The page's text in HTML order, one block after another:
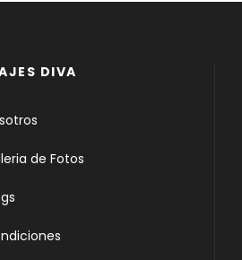
DIVA
de Fotos